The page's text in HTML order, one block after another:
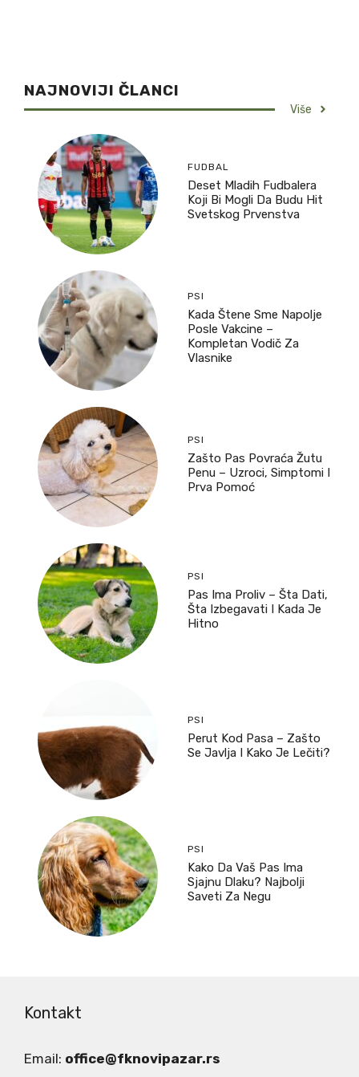
NAJNOVIJI ČLANCI
Više
FUDBAL
Deset Mladih Fudbalera
Koji Bi Mogli Da Budu Hit
Svetskog Prvenstva
PSI
Kada Štene Sme Napolje
Posle Vakcine –
Kompletan Vodič Za
Vlasnike
PSI
Zašto Pas Povraća Žutu
Penu – Uzroci, Simptomi I
Prva Pomoć
PSI
Pas Ima Proliv – Šta Dati,
Šta Izbegavati I Kada Je
Hitno
PSI
Perut Kod Pasa – Zašto
Se Javlja I Kako Je Lečiti?
PSI
Kako Da Vaš Pas Ima
Sjajnu Dlaku? Najbolji
Saveti Za Negu
Kontakt
Email: office@fknovipazar.rs